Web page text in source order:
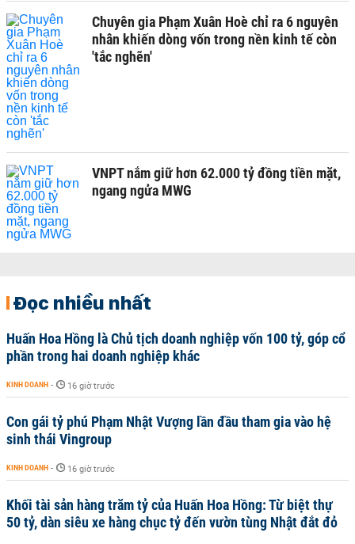
Chuyên gia Phạm Xuân Hoè chỉ ra 6 nguyên
nhân khiến dòng vốn trong nền kinh tế còn
'tắc nghẽn'
VNPT nắm giữ hơn 62.000 tỷ đồng tiền mặt,
ngang ngửa MWG
Đọc nhiều nhất
Huấn Hoa Hồng là Chủ tịch doanh nghiệp vốn 100 tỷ, góp cổ
phần trong hai doanh nghiệp khác
KINH DOANH - 16 giờ trước
Con gái tỷ phú Phạm Nhật Vượng lần đầu tham gia vào hệ
sinh thái Vingroup
KINH DOANH - 16 giờ trước
Khối tài sản hàng trăm tỷ của Huấn Hoa Hồng: Từ biệt thự
50 tỷ, dàn siêu xe hàng chục tỷ đến vườn tùng Nhật đắt đỏ